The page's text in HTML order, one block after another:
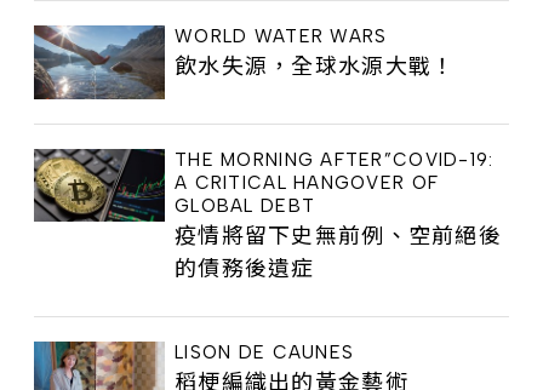
WORLD WATER WARS
飲水失源，全球水源大戰！
THE MORNING AFTER”COVID-19:
A CRITICAL HANGOVER OF
GLOBAL DEBT
疫情將留下史無前例、空前絕後
的債務後遺症
LISON DE CAUNES
稻梗編織出的黃金藝術